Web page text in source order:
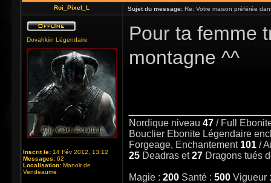
Roi_Pixel_L Sujet du message: Re: Votre maison préférée
Dovahkiin Légendaire
Inscrit le: 14 Fév 2012, 13:12
Messages: 62
Localisation: Manoir de
Vendeaume
Pour ta femme
montagne ^^
Nordique niveau 47 / Full
Bouclier Ebonite Légendaire
Forgeage, Enchantement 101 /
25 Deadras et27 Dragons tués
Magie : 200 Santé : 500 Vigueur